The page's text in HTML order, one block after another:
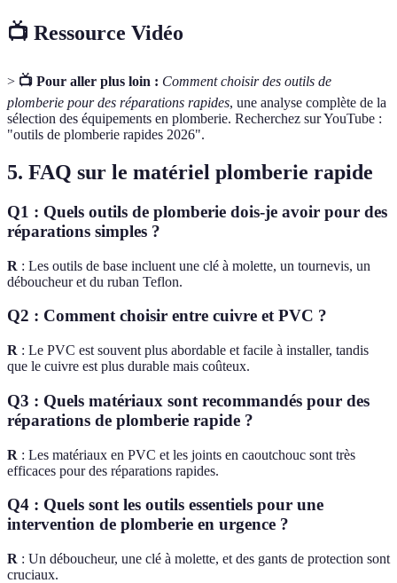
📺 Ressource Vidéo
> 📺 Pour aller plus loin : Comment choisir des outils de
plomberie pour des réparations rapides, une analyse complète de la
sélection des équipements en plomberie. Recherchez sur YouTube :
"outils de plomberie rapides 2026".
5. FAQ sur le matériel plomberie rapide
Q1 : Quels outils de plomberie dois-je avoir pour des
réparations simples ?
R : Les outils de base incluent une clé à molette, un tournevis, un
déboucheur et du ruban Teflon.
Q2 : Comment choisir entre cuivre et PVC ?
R : Le PVC est souvent plus abordable et facile à installer, tandis
que le cuivre est plus durable mais coûteux.
Q3 : Quels matériaux sont recommandés pour des
réparations de plomberie rapide ?
R : Les matériaux en PVC et les joints en caoutchouc sont très
efficaces pour des réparations rapides.
Q4 : Quels sont les outils essentiels pour une
intervention de plomberie en urgence ?
R : Un déboucheur, une clé à molette, et des gants de protection sont
cruciaux.